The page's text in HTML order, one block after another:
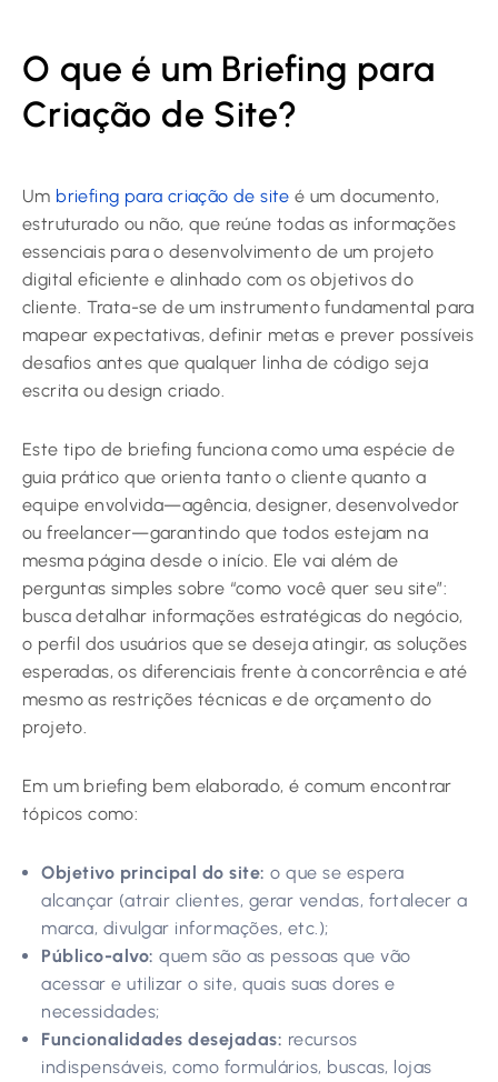
O que é um Briefing para
Criação de Site?
Um briefing para criação de site é um documento,
estruturado ou não, que reúne todas as informações
essenciais para o desenvolvimento de um projeto
digital eficiente e alinhado com os objetivos do
cliente. Trata-se de um instrumento fundamental para
mapear expectativas, definir metas e prever possíveis
desafios antes que qualquer linha de código seja
escrita ou design criado.
Este tipo de briefing funciona como uma espécie de
guia prático que orienta tanto o cliente quanto a
equipe envolvida—agência, designer, desenvolvedor
ou freelancer—garantindo que todos estejam na
mesma página desde o início. Ele vai além de
perguntas simples sobre “como você quer seu site”:
busca detalhar informações estratégicas do negócio,
o perfil dos usuários que se deseja atingir, as soluções
esperadas, os diferenciais frente à concorrência e até
mesmo as restrições técnicas e de orçamento do
projeto.
Em um briefing bem elaborado, é comum encontrar
tópicos como:
Objetivo principal do site: o que se espera
alcançar (atrair clientes, gerar vendas, fortalecer a
marca, divulgar informações, etc.);
Público-alvo: quem são as pessoas que vão
acessar e utilizar o site, quais suas dores e
necessidades;
Funcionalidades desejadas: recursos
indispensáveis, como formulários, buscas, lojas